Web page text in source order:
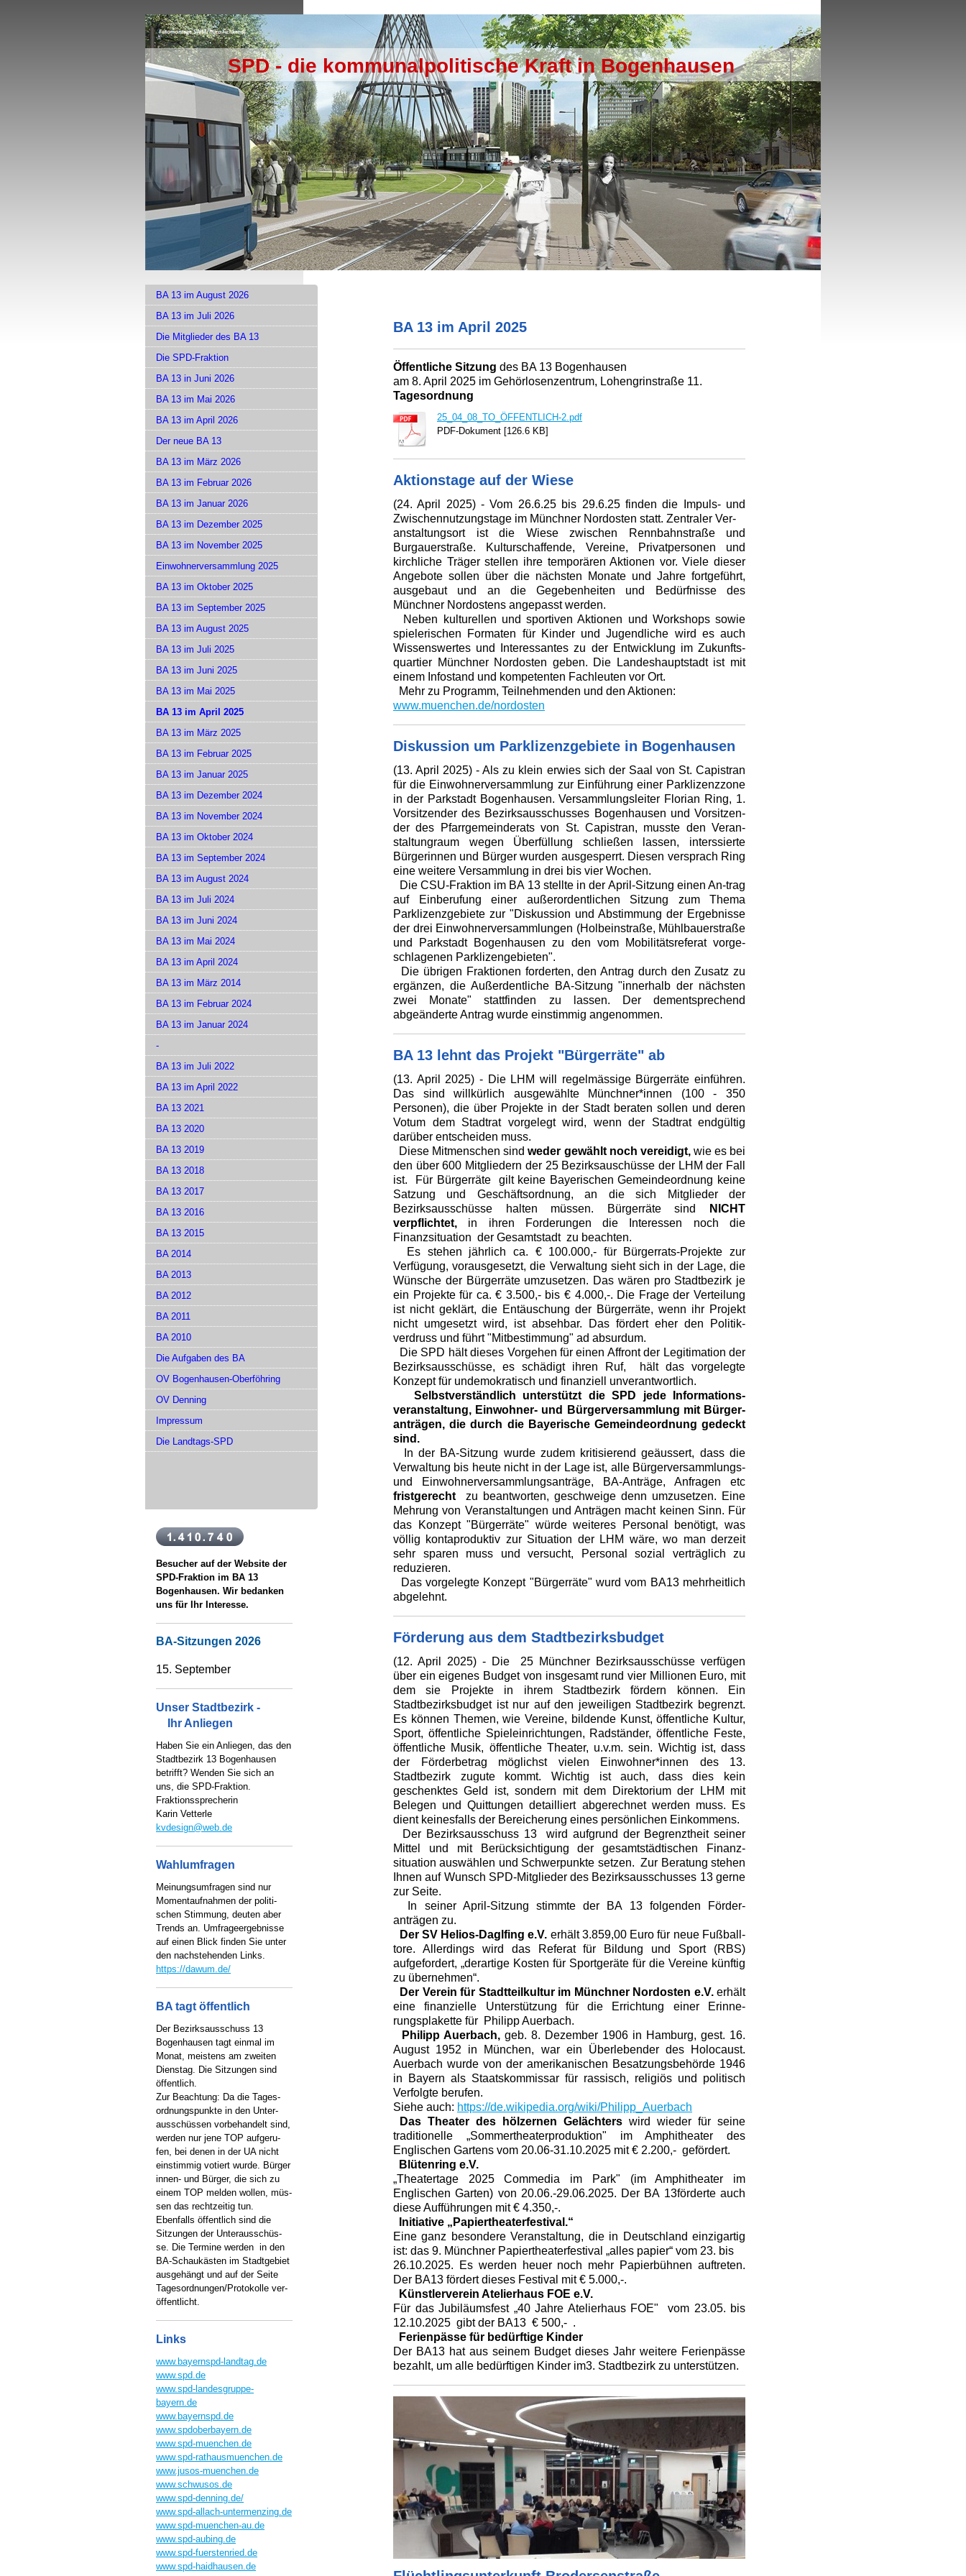
SPD - die kommunalpolitische Kraft in Bogenhausen
BA 13 im April 2025
Öffentliche Sitzung des BA 13 Bogenhausen
am 8. April 2025 im Gehörlosenzentrum, Lohengrinstraße 11.
Tagesordnung
25_04_08_TO_ÖFFENTLICH-2.pdf
PDF-Dokument [126.6 KB]
Aktionstage auf der Wiese
(24. April 2025) - Vom 26.6.25 bis 29.6.25 finden die Impuls- und
Zwischennutzungstage im Münchner Nordosten statt. Zentraler Ver-
anstaltungsort ist die Wiese zwischen Rennbahnstraße und
Burgauerstraße. Kulturschaffende, Vereine, Privatpersonen und
kirchliche Träger stellen ihre temporären Aktionen vor. Viele dieser
Angebote sollen über die nächsten Monate und Jahre fortgeführt,
ausgebaut und an die Gegebenheiten und Bedürfnisse des
Münchner Nordostens angepasst werden.
Neben kulturellen und sportiven Aktionen und Workshops sowie
spielerischen Formaten für Kinder und Jugendliche wird es auch
Wissenswertes und Interessantes zu der Entwicklung im Zukunfts-
quartier Münchner Nordosten geben. Die Landeshauptstadt ist mit
einem Infostand und kompetenten Fachleuten vor Ort.
Mehr zu Programm, Teilnehmenden und den Aktionen:
www.muenchen.de/nordosten
Diskussion um Parklizenzgebiete in Bogenhausen
(13. April 2025) - Als zu klein erwies sich der Saal von St. Capistran
für die Einwohnerversammlung zur Einführung einer Parklizenzzone
in der Parkstadt Bogenhausen. Versammlungsleiter Florian Ring, 1.
Vorsitzender des Bezirksausschusses Bogenhausen und Vorsitzen-
der des Pfarrgemeinderats von St. Capistran, musste den Veran-
staltungraum wegen Überfüllung schließen lassen, interssierte
Bürgerinnen und Bürger wurden ausgesperrt. Diesen versprach Ring
eine weitere Versammlung in drei bis vier Wochen.
Die CSU-Fraktion im BA 13 stellte in der April-Sitzung einen An-trag
auf Einberufung einer außerordentlichen Sitzung zum Thema
Parklizenzgebiete zur "Diskussion und Abstimmung der Ergebnisse
der drei Einwohnerversammlungen (Holbeinstraße, Mühlbauerstraße
und Parkstadt Bogenhausen zu den vom Mobilitätsreferat vorge-
schlagenen Parklizengebieten".
Die übrigen Fraktionen forderten, den Antrag durch den Zusatz zu
ergänzen, die Außerdentliche BA-Sitzung "innerhalb der nächsten
zwei Monate" stattfinden zu lassen. Der dementsprechend
abgeänderte Antrag wurde einstimmig angenommen.
BA 13 lehnt das Projekt "Bürgerräte" ab
(13. April 2025) - Die LHM will regelmässige Bürgerräte einführen.
Das sind willkürlich ausgewählte Münchner*innen (100 - 350
Personen), die über Projekte in der Stadt beraten sollen und deren
Votum dem Stadtrat vorgelegt wird, wenn der Stadtrat endgültig
darüber entscheiden muss.
Diese Mitmenschen sindweder gewählt noch vereidigt,wie es bei
den über 600 Mitgliedern der 25 Bezirksauschüsse der LHM der Fall
ist. Für Bürgerräte gilt keine Bayerischen Gemeindeordnung keine
Satzung und Geschäftsordnung, an die sich Mitglieder der
Bezirksausschüsse halten müssen. Bürgerräte sind
NICHT
verpflichtet, in ihren Forderungen die Interessen noch die
Finanzsituation der Gesamtstadt zu beachten.
Es stehen jährlich ca. € 100.000,- für Bürgerrats-Projekte zur
Verfügung, vorausgesetzt, die Verwaltung sieht sich in der Lage, die
Wünsche der Bürgerräte umzusetzen. Das wären pro Stadtbezirk je
ein Projekte für ca. € 3.500,- bis € 4.000,-. Die Frage der Verteilung
ist nicht geklärt, die Entäuschung der Bürgerräte, wenn ihr Projekt
nicht umgesetzt wird, ist absehbar. Das fördert eher den Politik-
verdruss und führt "Mitbestimmung" ad absurdum.
Die SPD hält dieses Vorgehen für einen Affront der Legitimation der
Bezirksausschüsse, es schädigt ihren Ruf, hält das vorgelegte
Konzept für undemokratisch und finanziell unverantwortlich.
Selbstverständlich unterstützt die SPD jede Informations-
veranstaltung, Einwohner- und Bürgerversammlung mit Bürger-
anträgen, die durch die Bayerische Gemeindeordnung gedeckt
sind.
In der BA-Sitzung wurde zudem kritisierend geäussert, dass die
Verwaltung bis heute nicht in der Lage ist, alle Bürgerversammlungs-
und Einwohnerversammlungsanträge, BA-Anträge, Anfragen etc
fristgerecht zu beantworten, geschweige denn umzusetzen. Eine
Mehrung von Veranstaltungen und Anträgen macht keinen Sinn. Für
das Konzept "Bürgerräte" würde weiteres Personal benötigt, was
völlig kontaproduktiv zur Situation der LHM wäre, wo man derzeit
sehr sparen muss und versucht, Personal sozial verträglich zu
reduzieren.
Das vorgelegte Konzept "Bürgerräte" wurd vom BA13 mehrheitlich
abgelehnt.
Förderung aus dem Stadtbezirksbudget
(12. April 2025) - Die 25 Münchner Bezirksausschüsse verfügen
über ein eigenes Budget von insgesamt rund vier Millionen Euro, mit
dem sie Projekte in ihrem Stadtbezirk fördern können. Ein
Stadtbezirksbudget ist nur auf den jeweiligen Stadtbezirk begrenzt.
Es können Themen, wie Vereine, bildende Kunst, öffentliche Kultur,
Sport, öffentliche Spieleinrichtungen, Radständer, öffentliche Feste,
öffentliche Musik, öffentliche Theater, u.v.m. sein. Wichtig ist, dass
der Förderbetrag möglichst vielen Einwohner*innen des 13.
Stadtbezirk zugute kommt. Wichtig ist auch, dass dies kein
geschenktes Geld ist, sondern mit dem Direktorium der LHM mit
Belegen und Quittungen detailliert abgerechnet werden muss. Es
dient keinesfalls der Bereicherung eines persönlichen Einkommens.
Der Bezirksausschuss 13 wird aufgrund der Begrenztheit seiner
Mittel und mit Berücksichtigung der gesamtstädtischen Finanz-
situation auswählen und Schwerpunkte setzen. Zur Beratung stehen
Ihnen auf Wunsch SPD-Mitglieder des Bezirksausschusses 13 gerne
zur Seite.
In seiner April-Sitzung stimmte der BA 13 folgenden Förder-
anträgen zu.
Der SV Helios-Daglfing e.V. erhält 3.859,00 Euro für neue Fußball-
tore. Allerdings wird das Referat für Bildung und Sport (RBS)
aufgefordert, „derartige Kosten für Sportgeräte für die Vereine künftig
zu übernehmen“.
Der Verein für Stadtteilkultur im Münchner Nordosten e.V.erhält
eine finanzielle Unterstützung für die Errichtung einer Erinne-
rungsplakette für Philipp Auerbach.
Philipp Auerbach, geb. 8. Dezember 1906 in Hamburg, gest. 16.
August 1952 in München, war ein Überlebender des Holocaust.
Auerbach wurde von der amerikanischen Besatzungsbehörde 1946
in Bayern als Staatskommissar für rassisch, religiös und politisch
Verfolgte berufen.
Siehe auch: https://de.wikipedia.org/wiki/Philipp_Auerbach
Das Theater des hölzernen Gelächters wird wieder für seine
traditionelle „Sommertheaterproduktion"
im Amphitheater des
Englischen Gartens vom 20.06-31.10.2025 mit € 2.200,- gefördert.
Blütenring e.V.
„Theatertage 2025 Commedia im Park" (im Amphitheater im
Englischen Garten) von 20.06.-29.06.2025. Der BA 13förderte auch
diese Aufführungen mit € 4.350,-.
Initiative „Papiertheaterfestival.“
Eine ganz besondere Veranstaltung, die in Deutschland einzigartig
ist: das 9. Münchner Papiertheaterfestival „alles papier“ vom 23. bis
26.10.2025. Es werden heuer noch mehr Papierbühnen auftreten.
Der BA13 fördert dieses Festival mit € 5.000,-.
Künstlerverein Atelierhaus FOE e.V.
Für das Jubiläumsfest „40 Jahre Atelierhaus FOE" vom 23.05. bis
12.10.2025 gibt der BA13 € 500,- .
Ferienpässe für bedürftige Kinder
Der BA13 hat aus seinem Budget dieses Jahr weitere Ferienpässe
bezahlt, um alle bedürftigen Kinder im3. Stadtbezirk zu unterstützen.
BA 13 im August 2026
BA 13 im Juli 2026
Die Mitglieder des BA 13
Die SPD-Fraktion
BA 13 in Juni 2026
BA 13 im Mai 2026
BA 13 im April 2026
Der neue BA 13
BA 13 im März 2026
BA 13 im Februar 2026
BA 13 im Januar 2026
BA 13 im Dezember 2025
BA 13 im November 2025
Einwohnerversammlung 2025
BA 13 im Oktober 2025
BA 13 im September 2025
BA 13 im August 2025
BA 13 im Juli 2025
BA 13 im Juni 2025
BA 13 im Mai 2025
BA 13 im April 2025
BA 13 im März 2025
BA 13 im Februar 2025
BA 13 im Januar 2025
BA 13 im Dezember 2024
BA 13 im November 2024
BA 13 im Oktober 2024
BA 13 im September 2024
BA 13 im August 2024
BA 13 im Juli 2024
BA 13 im Juni 2024
BA 13 im Mai 2024
BA 13 im April 2024
BA 13 im März 2014
BA 13 im Februar 2024
BA 13 im Januar 2024
-
BA 13 im Juli 2022
BA 13 im April 2022
BA 13 2021
BA 13 2020
BA 13 2019
BA 13 2018
BA 13 2017
BA 13 2016
BA 13 2015
BA 2014
BA 2013
BA 2012
BA 2011
BA 2010
Die Aufgaben des BA
OV Bogenhausen-Oberföhring
OV Denning
Impressum
Die Landtags-SPD
Besucher auf der Website der
SPD-Fraktion im BA 13
Bogenhausen. Wir bedanken
uns für Ihr Interesse.
BA-Sitzungen 2026
15. September
Unser Stadtbezirk -
Ihr Anliegen
Haben Sie ein Anliegen, das den
Stadtbezirk 13 Bogenhausen
betrifft? Wenden Sie sich an
uns, die SPD-Fraktion.
Fraktionssprecherin
Karin Vetterle
kvdesign@web.de
Wahlumfragen
Meinungsumfragen sind nur
Momentaufnahmen der politi-
schen Stimmung, deuten aber
Trends an. Umfrageergebnisse
auf einen Blick finden Sie unter
den nachstehenden Links.
https://dawum.de/
BA tagt öffentlich
Der Bezirksausschuss 13
Bogenhausen tagt einmal im
Monat, meistens am zweiten
Dienstag. Die Sitzungen sind
öffentlich.
Zur Beachtung: Da die Tages-
ordnungspunkte in den Unter-
ausschüssen vorbehandelt sind,
werden nur jene TOP aufgeru-
fen, bei denen in der UA nicht
einstimmig votiert wurde. Bürger
innen- und Bürger, die sich zu
einem TOP melden wollen, müs-
sen das rechtzeitig tun.
Ebenfalls öffentlich sind die
Sitzungen der Unterausschüs-
se. Die Termine werden in den
BA-Schaukästen im Stadtgebiet
ausgehängt und auf der Seite
Tagesordnungen/Protokolle ver-
öffentlicht.
Links
www.bayernspd-landtag.de
www.spd.de
www.spd-landesgruppe-
bayern.de
www.bayernspd.de
www.spdoberbayern.de
www.spd-muenchen.de
www.spd-rathausmuenchen.de
www.jusos-muenchen.de
www.schwusos.de
www.spd-denning.de/
www.spd-allach-untermenzing.de
www.spd-muenchen-au.de
www.spd-aubing.de
www.spd-fuerstenried.de
www.spd-haidhausen.de